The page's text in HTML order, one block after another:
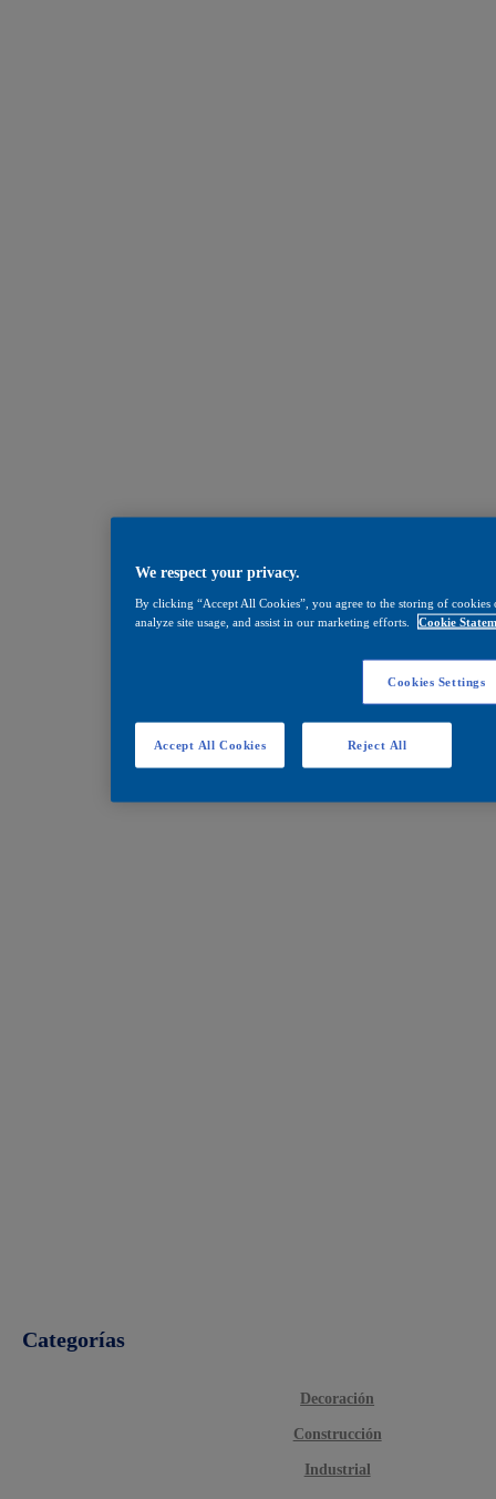
Categorías
Decoración
Construcción
Industrial
We respect your privacy.
By clicking “Accept All Cookies”, you agree to the storing of
analyze site usage, and assist in our marketing efforts.
Cookie
Cookies Settings
Reject All
Accept All Cookies